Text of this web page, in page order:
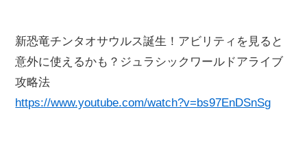
新恐竜チンタオサウルス誕生！アビリティを見ると
意外に使えるかも？ジュラシックワールドアライブ
攻略法
https://www.youtube.com/watch?v=bs97EnDSnSg